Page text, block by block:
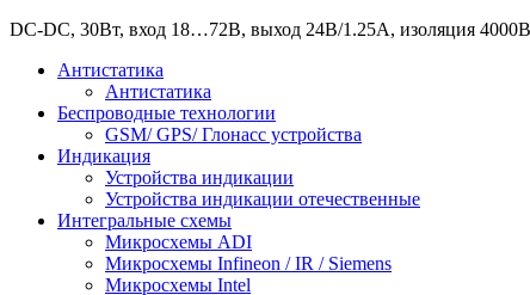
DC-DC, 30Вт, вход 18…72В, выход 24В/1.25А, изоляция
Антистатика
Антистатика
Беспроводные технологии
GSM/ GPS/ Глонасс устройства
Индикация
Устройства индикации
Устройства индикации отечественные
Интегральные схемы
Микросхемы ADI
Микросхемы Infineon / IR / Siemens
Микросхемы Intel